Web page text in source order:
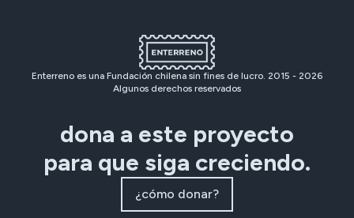
Enterreno es una Fundación chilena sin fines de lucro. 2015 - 2026
Algunos derechos reservados
dona a este proyecto
para que siga creciendo.
¿cómo donar?